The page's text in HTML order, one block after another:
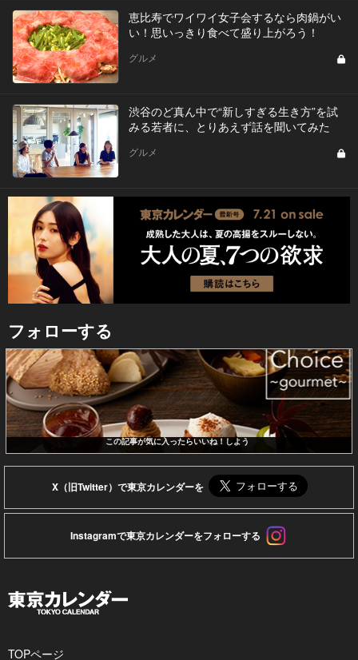
恵比寿でワイワイ女子会するなら肉鍋がい
い！思いっきり食べて盛り上がろう！
グルメ
渋谷のど真ん中で“新しすぎる生き方”を試
みる若者に、とりあえず話を聞いてみた
グルメ
フォローする
この記事が気に入ったらいいね！しよう
X（旧Twitter）で東京カレンダーを
Instagramで東京カレンダーをフォローする
TOPページ